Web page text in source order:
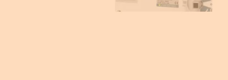
Transformateur de courant